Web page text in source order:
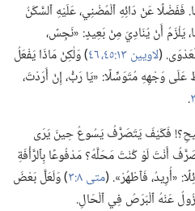
فَفَضْلًا عَنْ دَائِهِ ٱلْمُضْنِي،‏ عَلَيْهِ ٱلسَّكَنُ
يَلْزَمُ أَنْ يُنَادِيَ مِنْ بَعِيدٍ:‏ «نَجِسٌ،‏
(‏لاويين ١٣:‏​٤٥،‏ ٤٦
‏)‏ وَلٰكِنْ مَاذَا يَفْعَلُ
وَجْهِهِ مُتَوَسِّلًا:‏ «يَا رَبُّ،‏ إِنْ أَرَدْتَ،‏
‏.‏
فَكَيْفَ يَتَصَرَّفُ يَسُوعُ حِينَ يَرَى
أَنْتَ لَوْ كُنْتَ مَحَلَّهُ؟‏ مَدْفُوعًا بِٱلرَّأْفَةِ
«أُرِيدُ،‏ فَٱطْهُرْ».‏ (‏متى ٨:‏٣
‏)‏ وَلَعَلَّ بَعْضَ
عَنْهُ ٱلْبَرَصُ فِي ٱلْحَالِ.‏